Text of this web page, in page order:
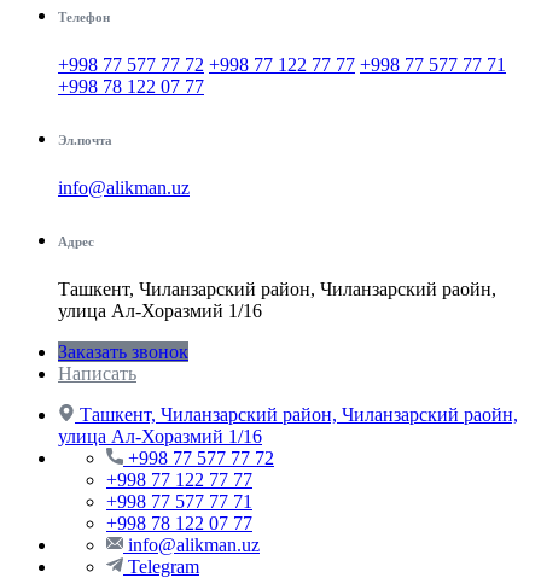
Телефон
+998 77 577 77 72 +998 77 122 77 77 +998 77 577 77 71
+998 78 122 07 77
Эл.почта
info@alikman.uz
Адрес
Ташкент, Чиланзарский район, Чиланзарский раойн,
улица Ал-Хоразмий 1/16
Заказать звонок
Написать
Ташкент, Чиланзарский район, Чиланзарский раойн,
улица Ал-Хоразмий 1/16
+998 77 577 77 72
+998 77 122 77 77
+998 77 577 77 71
+998 78 122 07 77
info@alikman.uz
Telegram